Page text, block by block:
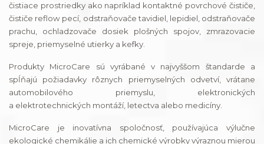
čistiace prostriedky ako napríklad kontaktné povrchové čističe,
čističe reflow pecí, odstraňovače tavidiel, lepidiel, odstraňovače
prachu, ochladzovače dosiek plošných spojov, zmrazovacie
spreje, priemyselné utierky a kefky.
Produkty MicroCare sú vyrábané v najvyššom štandarde a
spĺňajú požiadavky rôznych priemyselných odvetví, vrátane
automobilového priemyslu, elektronických
a elektrotechnických montáží, letectva alebo medicíny.
MicroCare je inovatívna spoločnosť, používajúca výlučne
ekologické chemikálie a ich chemické výrobky výraznou mierou